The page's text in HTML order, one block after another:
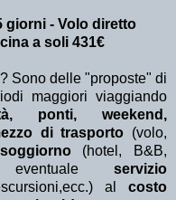
giorni - Volo diretto
a soli 431€
? Sono delle "proposte" di
maggiori viaggiando
ponti, weekend,
di trasporto (volo,
(hotel, B&B,
eventuale servizio
al costo